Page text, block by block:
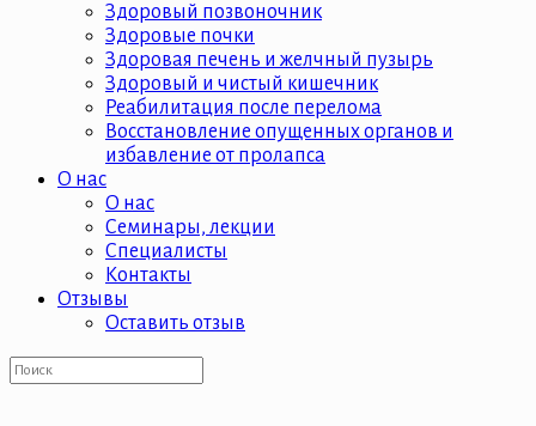
Здоровый позвоночник
Здоровые почки
Здоровая печень и желчный пузырь
Здоровый и чистый кишечник
Реабилитация после перелома
Восстановление опущенных органов и
избавление от пролапса
О нас
О нас
Семинары, лекции
Специалисты
Контакты
Отзывы
Оставить отзыв